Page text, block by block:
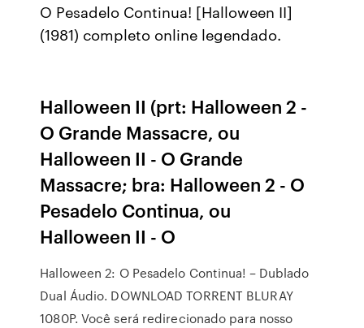
O Pesadelo Continua! [Halloween II]
(1981) completo online legendado.
Halloween II (prt: Halloween 2 -
O Grande Massacre, ou
Halloween II - O Grande
Massacre; bra: Halloween 2 - O
Pesadelo Continua, ou
Halloween II - O
Halloween 2: O Pesadelo Continua! – Dublado
Dual Áudio. DOWNLOAD TORRENT BLURAY
1080P. Você será redirecionado para nosso